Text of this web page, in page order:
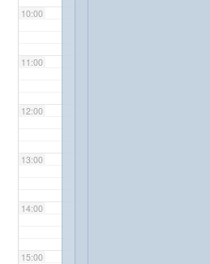
10:00
11:00
12:00
13:00
14:00
15:00